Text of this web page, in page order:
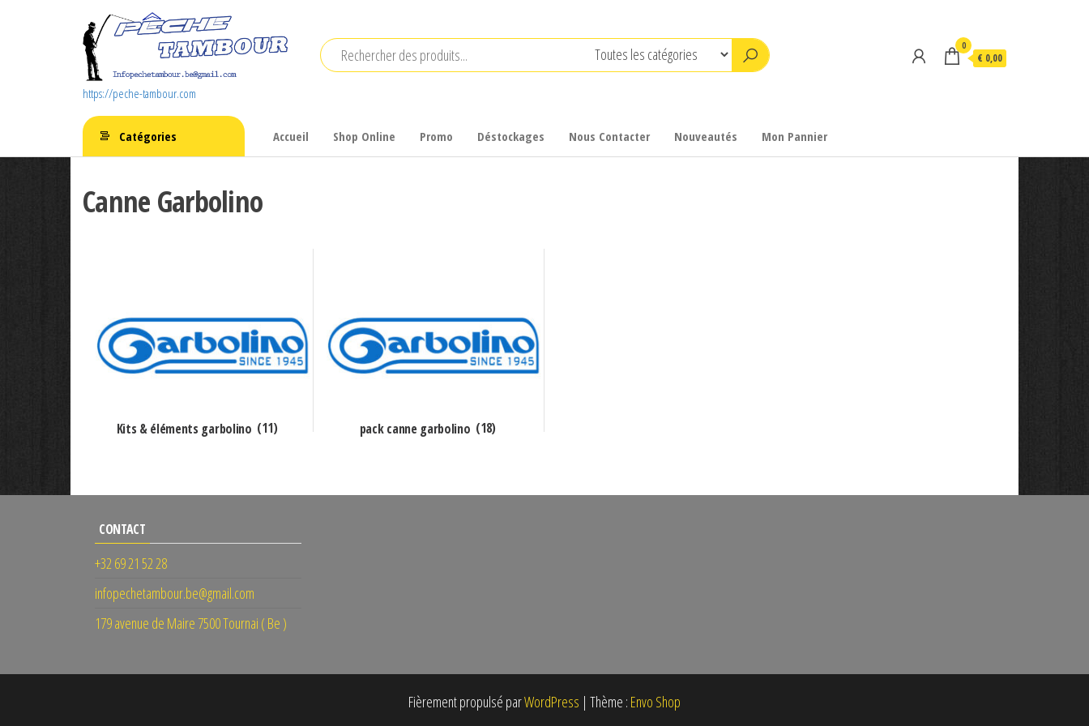
https://peche-tambour.com
0
€ 0,00
Catégories Accueil Shop Online Promo Déstockages Nous Contacter Nouveautés Mon Pannier
Canne Garbolino
Kits & éléments garbolino (11) pack canne garbolino (18)
CONTACT
+32 69 21 52 28
infopechetambour.be@gmail.com
179 avenue de Maire 7500 Tournai ( Be )
Fièrement propulsé parWordPress | Thème : Envo Shop